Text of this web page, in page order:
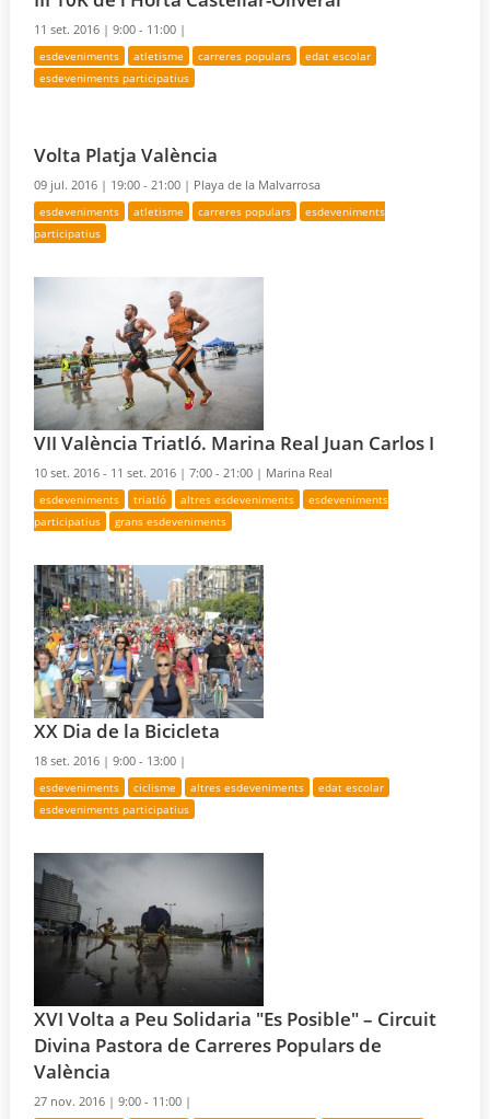
11 set. 2016 |9:00 - 11:00 |
esdeveniments atletisme carreres populars
edat escolar
esdeveniments participatius
Volta Platja València
09 jul. 2016 | 19:00 - 21:00 | Playa de la Malvarrosa
esdeveniments atletisme carreres populars
esdeveniments
participatius
VII València Triatló. Marina Real Juan Carlos I
10 set. 2016 - 11 set. 2016 |7:00 - 21:00 | Marina Real
esdeveniments triatló altres esdeveniments
esdeveniments
participatius
grans esdeveniments
XX Dia de la Bicicleta
18 set. 2016 |9:00 - 13:00 |
esdeveniments ciclisme altres esdeveniments
edat escolar
esdeveniments participatius
XVI Volta a Peu Solidaria "Es Posible" – Circuit
Divina Pastora de Carreres Populars de
València
27 nov. 2016 |9:00 - 11:00 |